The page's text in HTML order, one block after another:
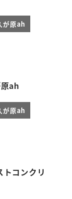
が原ah
ah
が原ah
トコンクリ